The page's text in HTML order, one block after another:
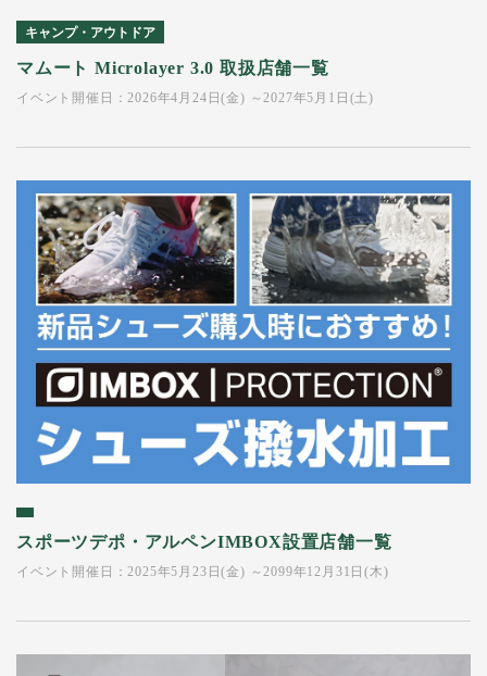
キャンプ・アウトドア
マムート Microlayer 3.0 取扱店舗一覧
イベント開催日：2026年4月24日(金) ～2027年5月1日(土)
スポーツデポ・アルペンIMBOX設置店舗一覧
イベント開催日：2025年5月23日(金) ～2099年12月31日(木)